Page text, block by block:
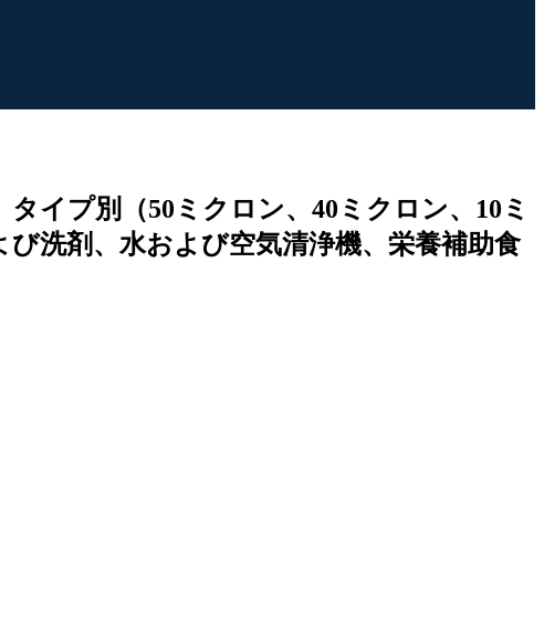
イプ別（50ミクロン、40ミクロン、10ミ
洗剤、水および空気清浄機、栄養補助食